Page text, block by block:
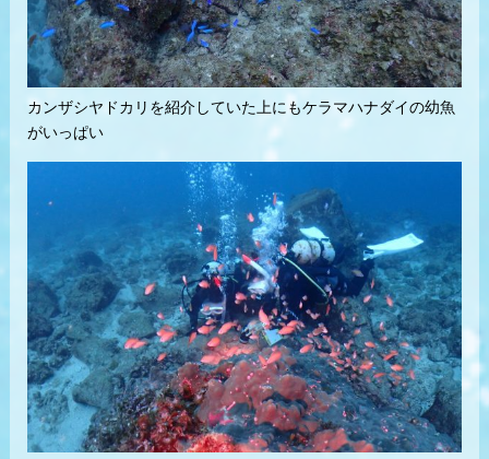
カンザシヤドカリを紹介していた上にもケラマハナダイの幼魚
がいっぱい